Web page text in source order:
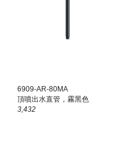
6909-AR-80MA
頂噴出水直管，霧黑色
3,432